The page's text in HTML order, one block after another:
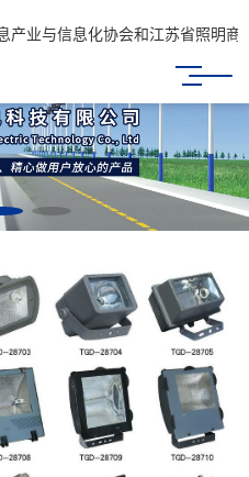
业与信息化协会和江苏省照明商